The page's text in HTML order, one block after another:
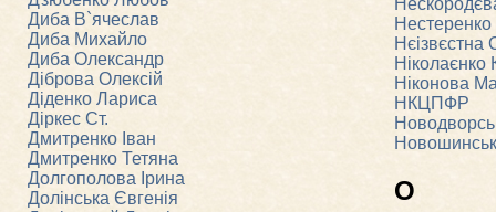
Диба В`ячеслав
Диба Михайло
Диба Олександр
Діброва Олексій
Діденко Лариса
Діркес Ст.
Дмитренко Іван
Дмитренко Тетяна
Долгополова Ірина
Долінська Євгенія
Нестеренко
Нєізвєстна
Ніколаєнко
Ніконова
НКЦПФР
О